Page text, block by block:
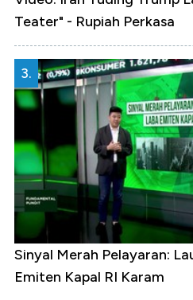
Teater" - Rupiah Perkasa
3.
Sinyal Merah Pelayaran:
Emiten Kapal RI Karam